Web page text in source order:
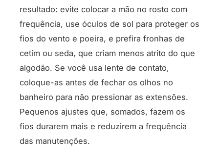
resultado: evite colocar a mão no rosto com
frequência, use óculos de sol para proteger os
fios do vento e poeira, e prefira fronhas de
cetim ou seda, que criam menos atrito do que
algodão. Se você usa lente de contato,
coloque-as antes de fechar os olhos no
banheiro para não pressionar as extensões.
Pequenos ajustes que, somados, fazem os
fios durarem mais e reduzirem a frequência
das manutenções.